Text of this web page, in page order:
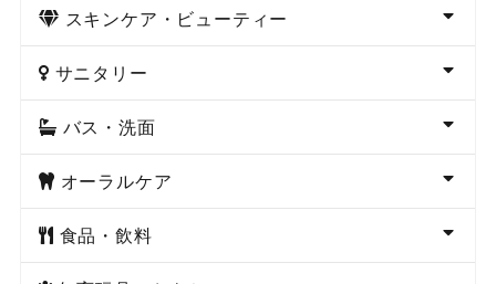
スキンケア・ビューティー
サニタリー
バス・洗面
オーラルケア
食品・飲料